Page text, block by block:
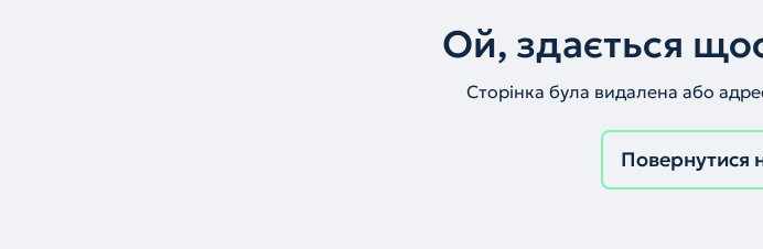
Ой, здається
Сторінка була видалена або
Повернутися